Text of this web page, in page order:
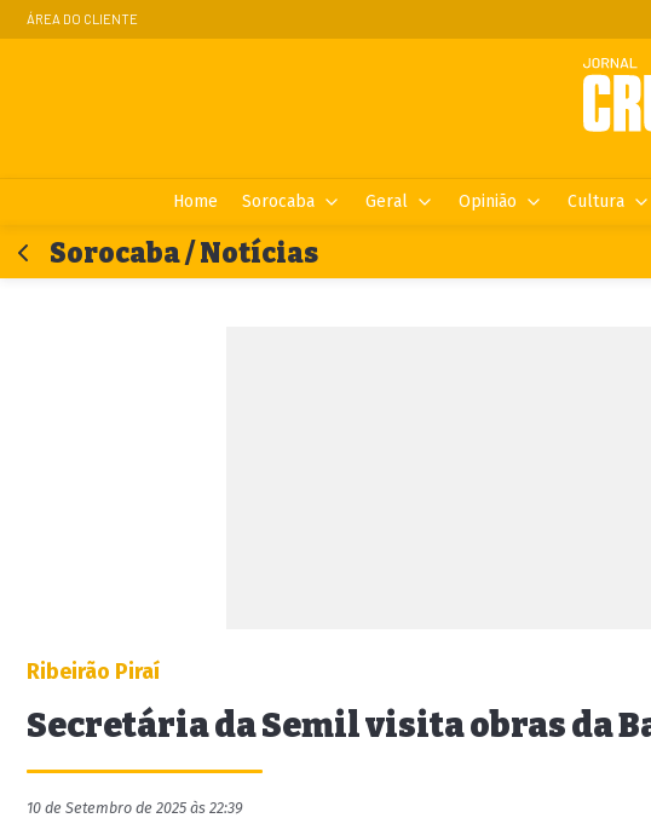
ÁREA DO CLIENTE
Home Sorocaba Geral Opinião Cultura
Sorocaba / Notícias
Ribeirão Piraí
Secretária da Semil visita obras da
10 de Setembro de 2025 às 22:39